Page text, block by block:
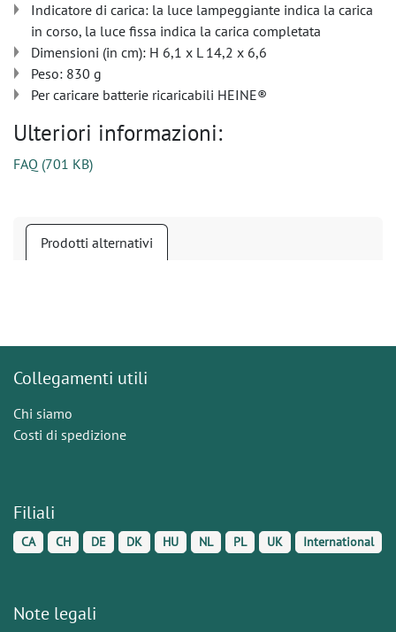
Indicatore di carica: la luce lampeggiante indica la carica
in corso, la luce fissa indica la carica completata
Dimensioni (in cm): H 6,1 x L 14,2 x 6,6
Peso: 830 g
Per caricare batterie ricaricabili HEINE®
Ulteriori informazioni:
FAQ (701 KB)
Prodotti alternativi
Collegamenti utili
Chi siamo
Costi di spedizione
Filiali
CA CH DE DK HU NL PL UK International
Note legali